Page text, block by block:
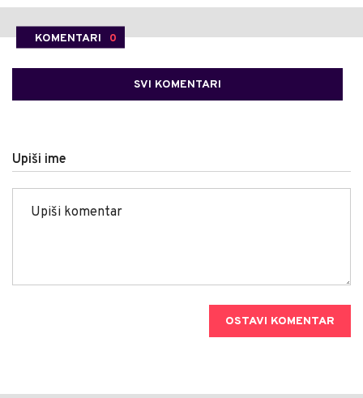
KOMENTARI 0
SVI KOMENTARI
Upiši ime
OSTAVI KOMENTAR